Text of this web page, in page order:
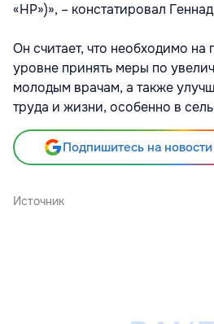
«НР»)», – констатировал
Он считает, что необходимо на
уровне принять меры по
молодым врачам, а также
труда и жизни, особенно в
Подпишитесь на
Источник